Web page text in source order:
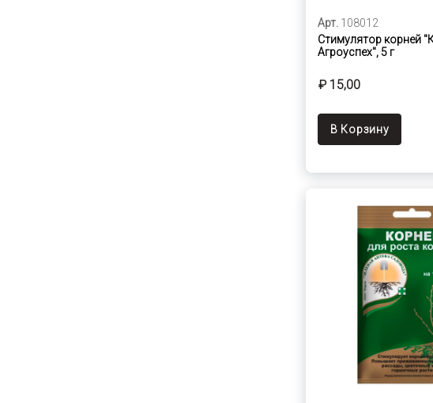
Арт. 108012
Стимулятор корней
Агроуспех", 5 г
₽ 15,00
В Корзину